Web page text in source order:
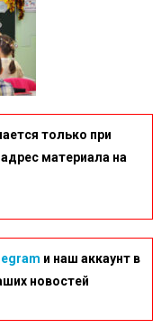
только при
материала на
и наш аккаунт в
новостей